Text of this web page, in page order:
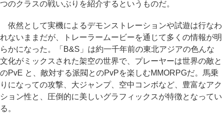
つのクラスの戦いぶりを紹介するというものだ。
依然として実機によるデモンストレーションや試遊は行なわ
れないままだが、トレーラームービーを通じて多くの情報が明
らかになった。「B&S」は約一千年前の東北アジアの色んな
文化がミックスされた架空の世界で、プレーヤーは世界の敵と
のPvE と、敵対する派閥とのPvPを楽しむMMORPGだ。馬乗
りになっての攻撃、大ジャンプ、空中コンボなど、豊富なアク
ション性と、圧倒的に美しいグラフィックスが特徴となってい
る。